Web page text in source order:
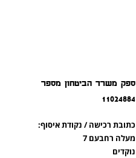
ספק משרד הביטחון מספר
11024884
כתובת רכישה / נקודת איסוף:
מעלה רחבעם 7
נוקדים